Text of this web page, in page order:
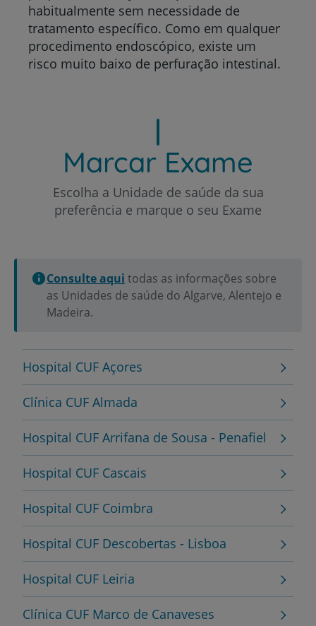
habitualmente sem necessidade de
tratamento específico. Como em qualquer
procedimento endoscópico, existe um
risco muito baixo de perfuração intestinal.
Marcar Exame
Escolha a Unidade de saúde da sua
preferência e marque o seu Exame
Consulte aqui todas as informações sobre
as Unidades de saúde do Algarve, Alentejo e
Madeira.
Hospital CUF Açores
Clínica CUF Almada
Hospital CUF Arrifana de Sousa - Penafiel
Hospital CUF Cascais
Hospital CUF Coimbra
Hospital CUF Descobertas - Lisboa
Hospital CUF Leiria
Clínica CUF Marco de Canaveses